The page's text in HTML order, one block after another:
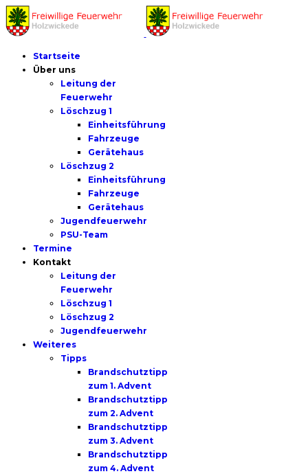
Startseite
Über uns
Leitung der
Feuerwehr
Löschzug 1
Einheitsführung
Fahrzeuge
Gerätehaus
Löschzug 2
Einheitsführung
Fahrzeuge
Gerätehaus
Jugendfeuerwehr
PSU-Team
Termine
Kontakt
Leitung der
Feuerwehr
Löschzug 1
Löschzug 2
Jugendfeuerwehr
Weiteres
Tipps
Brandschutztipp
zum 1. Advent
Brandschutztipp
zum 2. Advent
Brandschutztipp
zum 3. Advent
Brandschutztipp
zum 4. Advent